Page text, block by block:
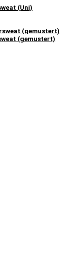
(Uni)
(gemustert)
(gemustert)